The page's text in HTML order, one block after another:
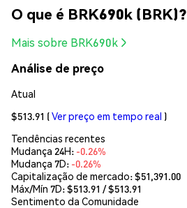
O que é BRK690k (BRK)?
Mais sobre BRK690k
Análise de preço
Atual
$513.91 (Ver preço em tempo real )
Tendências recentes
Mudança 24H: -0.26%
Mudança 7D: -0.26%
Capitalização de mercado:$51,391.00
Máx/Mín 7D: $513.91 / $513.91
Sentimento da Comunidade